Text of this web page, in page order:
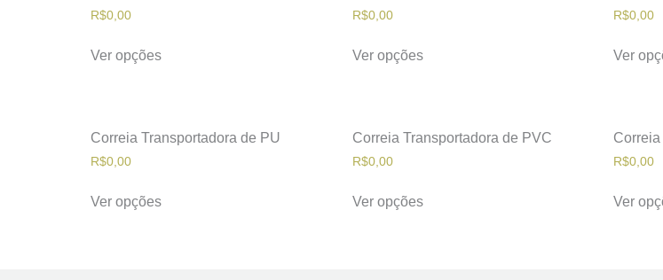
R$0,00
Ver opções
R$0,00
Ver opções
R$0,00
Ver
Correia Transportadora de PU
R$0,00
Ver opções
Correia Transportadora de PVC
R$0,00
Ver opções
R$0,00
Ver